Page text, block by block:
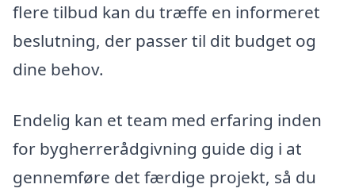
flere tilbud kan du træffe en informeret
beslutning, der passer til dit budget og
dine behov.
Endelig kan et team med erfaring inden
for bygherrerådgivning guide dig i at
gennemføre det færdige projekt, så du